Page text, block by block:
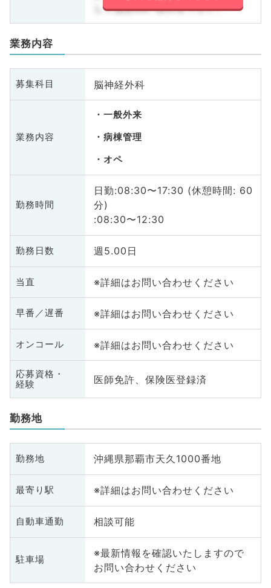
しくはお問い合わせ下さい。
業務内容
募集科目 脳神経外科
業務内容
一般外来
病棟管理
オペ
勤務時間
日勤:08:30〜17:30 (休憩時間: 60
分)
:08:30〜12:30
勤務日数 週5.00日
当直 ※詳細はお問い合わせください
早番／遅番 ※詳細はお問い合わせください
オンコール ※詳細はお問い合わせください
応募資格・
経験
医師免許、保険医登録済
勤務地
勤務地 沖縄県那覇市天久1000番地
最寄り駅 ※詳細はお問い合わせください
自動車通勤 相談可能
駐車場
※最新情報を確認いたしますので
お問い合わせください